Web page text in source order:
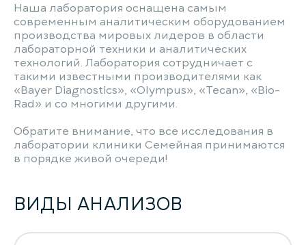
Наша лаборатория оснащена самым
современным аналитическим оборудованием
производства мировых лидеров в области
лабораторной техники и аналитических
технологий. Лаборатория сотрудничает с
такими известными производителями как
«Bayer Diagnostics», «Olympus», «Tecan», «Bio-
Rad» и со многими другими.
Обратите внимание, что все исследования в
лаборатории клиники Семейная принимаются
в порядке живой очереди!
ВИДЫ АНАЛИЗОВ